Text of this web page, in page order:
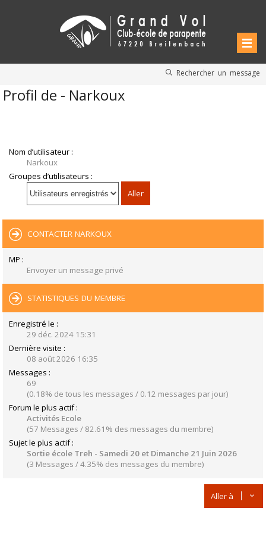
Rechercher un message
Profil de - Narkoux
Nom d’utilisateur :
Narkoux
Groupes d’utilisateurs :
CONTACTER NARKOUX
MP :
Envoyer un message privé
STATISTIQUES DU MEMBRE
Enregistré le :
29 déc. 2024 15:31
Dernière visite :
08 août 2026 16:35
Messages :
69
(0.18% de tous les messages / 0.12 messages par jour)
Forum le plus actif :
Activités Ecole
(57 Messages / 82.61% des messages du membre)
Sujet le plus actif :
Sortie école Treh - Samedi 20 et Dimanche 21 Juin 2026
(3 Messages / 4.35% des messages du membre)
Aller à